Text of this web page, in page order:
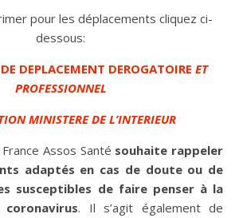
pour les déplacements cliquez ci-
dessous:
DEPLACEMENT DEROGATOIRE ET
PROFESSIONNEL
MINISTERE DE L’INTERIEUR
Assos Santé souhaite rappeler
adaptés en cas de doute ou de
susceptibles de faire penser à la
. Il s’agit également de